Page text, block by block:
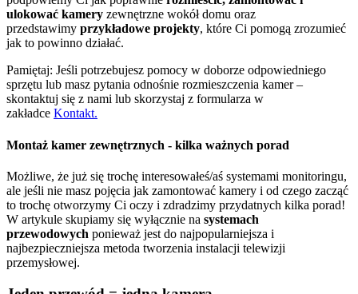
ulokować kamery zewnętrzne wokół domu oraz
przedstawimy przykładowe projekty, które Ci pomogą zrozumieć
jak to powinno działać.
Pamiętaj: Jeśli potrzebujesz pomocy w doborze odpowiedniego
sprzętu lub masz pytania odnośnie rozmieszczenia kamer –
skontaktuj się z nami lub skorzystaj z formularza w
zakładce Kontakt.
Montaż kamer zewnętrznych - kilka ważnych porad
Możliwe, że już się trochę interesowałeś/aś systemami monitoringu,
ale jeśli nie masz pojęcia jak zamontować kamery i od czego zacząć
to trochę otworzymy Ci oczy i zdradzimy przydatnych kilka porad!
W artykule skupiamy się wyłącznie na systemach
przewodowych ponieważ jest do najpopularniejsza i
najbezpieczniejsza metoda tworzenia instalacji telewizji
przemysłowej.